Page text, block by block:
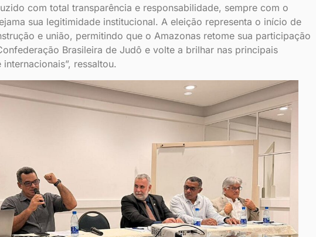
com total transparência e responsabilidade, sempre com o
sua legitimidade institucional. A eleição representa o início de
e união, permitindo que o Amazonas retome sua participação
Brasileira de Judô e volte a brilhar nas principais
ressaltou.